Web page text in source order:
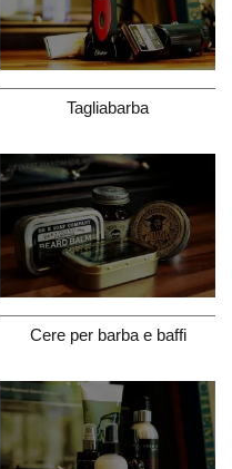
Tagliabarba
Cere per barba e baffi